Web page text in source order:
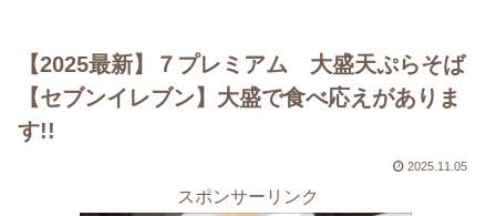
【2025最新】７プレミアム 大盛天ぷらそば
【セブンイレブン】大盛で食べ応えがありま
す!!
2025.11.05
スポンサーリンク